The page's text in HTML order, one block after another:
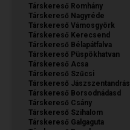
Társkereső Romhány
Társkereső Nagyréde
Társkereső Vámosgyörk
Társkereső Kerecsend
Társkereső Bélapátfalva
Társkereső Püspökhatvan
Társkereső Acsa
Társkereső Szűcsi
Társkereső Jászszentandrás
Társkereső Borsodnádasd
Társkereső Csány
Társkereső Szihalom
Társkereső Galgaguta